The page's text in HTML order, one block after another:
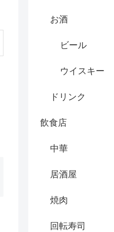
お酒
ビール
ウイスキー
ドリンク
飲食店
中華
居酒屋
焼肉
回転寿司